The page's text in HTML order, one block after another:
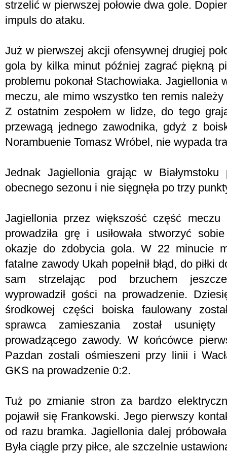
strzelić w pierwszej połowie dwa gole.
impuls do ataku.
Już w pierwszej akcji ofensywnej drugiej
gola by kilka minut później zagrać piękną
problemu pokonał Stachowiaka. Jagiellonia
meczu, ale mimo wszystko ten remis
Z ostatnim zespołem w lidze, do tego
przewagą jednego zawodnika, gdyż z
Norambuenie Tomasz Wróbel, nie wypada
Jednak Jagiellonia grając w Białymstoku
obecnego sezonu i nie sięgnęła po trzy
Jagiellonia przez większość część meczu
prowadziła grę i usiłowała stworzyć
okazje do zdobycia gola. W 22 minucie
fatalne zawody Ukah popełnił błąd, do piłki
sam strzelając pod brzuchem jeszcze
wyprowadził gości na prowadzenie.
środkowej części boiska faulowany
sprawca zamieszania został
prowadzącego zawody. W końcówce
Pazdan zostali ośmieszeni przy linii i
GKS na prowadzenie 0:2.
Tuż po zmianie stron za bardzo
pojawił się Frankowski. Jego pierwszy
od razu bramka. Jagiellonia dalej
Była ciągle przy piłce, ale szczelnie